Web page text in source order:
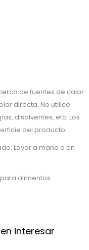
de fuentes de calor
directa. No utilice
disolventes, etc. Los
del producto.
Lavar a mano o en
alimentos
interesar